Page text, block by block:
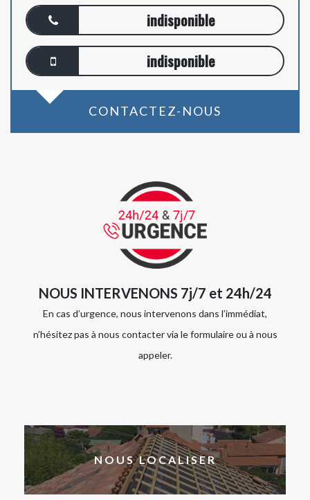
indisponible
indisponible
CONTACTEZ-NOUS
NOUS INTERVENONS 7j/7 et 24h/24
En cas d’urgence, nous intervenons dans l’immédiat,
n’hésitez pas à nous contacter via le formulaire ou à nous
appeler.
NOUS LOCALISER